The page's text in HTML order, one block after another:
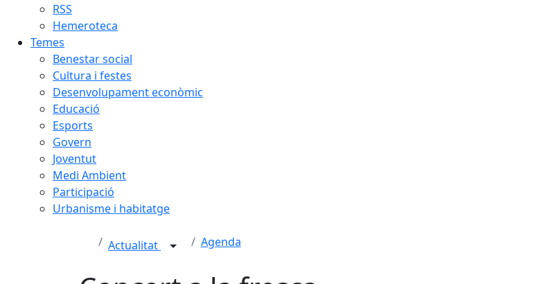
RSS
Hemeroteca
Temes
Benestar social
Cultura i festes
Desenvolupament econòmic
Educació
Esports
Govern
Joventut
Medi Ambient
Participació
Urbanisme i habitatge
Actualitat Agenda